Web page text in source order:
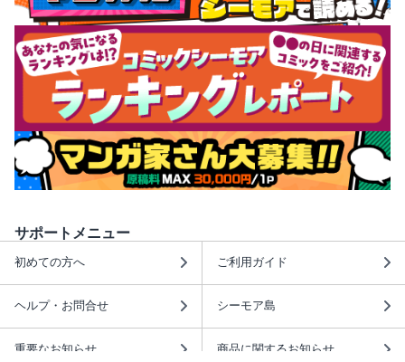
サポートメニュー
初めての方へ ご利用ガイド
ヘルプ・お問合せ シーモア島
重要なお知らせ 商品に関するお知らせ